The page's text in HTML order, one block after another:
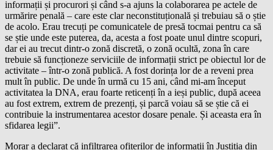
informații și procurori și când s-a ajuns la colaborarea pe actele de
urmărire penală – care este clar neconstituțională și trebuiau să o știe
de acolo. Erau trecuți pe comunicatele de presă tocmai pentru ca să
se știe unde este puterea, da, acesta a fost poate unul dintre scopuri,
dar ei au trecut dintr-o zonă discretă, o zonă ocultă, zona în care
trebuie să funcționeze serviciile de informații strict pe obiectul lor de
activitate – într-o zonă publică. A fost dorința lor de a reveni prea
mult în public. De unde în urmă cu 15 ani, când mi-am început
activitatea la DNA, erau foarte reticenți în a ieși public, după aceea
au fost extrem, extrem de prezenți, și parcă voiau să se știe că ei
contribuie la instrumentarea acestor dosare penale. Și aceasta era în
sfidarea legii”.
Morar a declarat că infiltrarea ofițerilor de informații în Justiția din